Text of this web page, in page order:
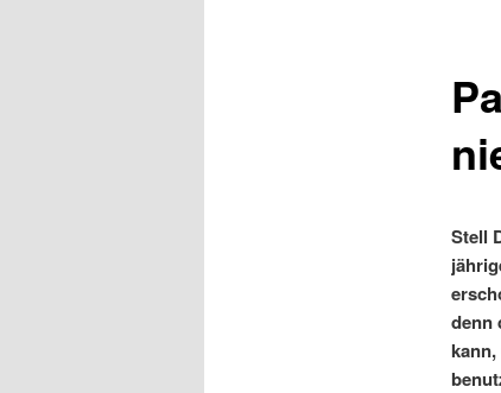
Stell
denn
kann,